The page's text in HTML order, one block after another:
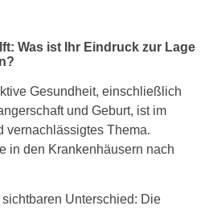
Was ist Ihr Eindruck zur Lage
Gesundheit, ein­schließ­lich
und Geburt, ist im
ver­nach­läs­sig­tes Thema.
in den Krankenhäusern nach
Unterschied: Die